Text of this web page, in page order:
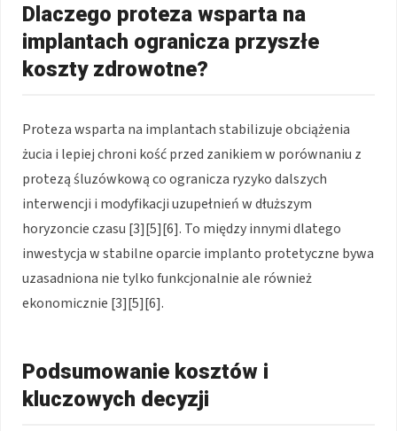
Dlaczego proteza wsparta na
implantach ogranicza przyszłe
koszty zdrowotne?
Proteza wsparta na implantach stabilizuje obciążenia
żucia i lepiej chroni kość przed zanikiem w porównaniu z
protezą śluzówkową co ogranicza ryzyko dalszych
interwencji i modyfikacji uzupełnień w dłuższym
horyzoncie czasu [3][5][6]. To między innymi dlatego
inwestycja w stabilne oparcie implanto protetyczne bywa
uzasadniona nie tylko funkcjonalnie ale również
ekonomicznie [3][5][6].
Podsumowanie kosztów i
kluczowych decyzji